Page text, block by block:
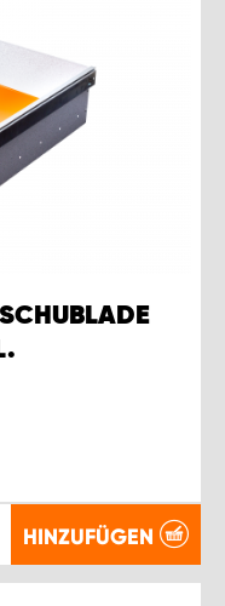
HINZUFÜGEN